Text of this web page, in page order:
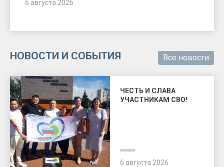
6 августа 2026
НОВОСТИ И СОБЫТИЯ Все новости
ЧЕСТЬ И СЛАВА
УЧАСТНИКАМ СВО!
6 августа 2026